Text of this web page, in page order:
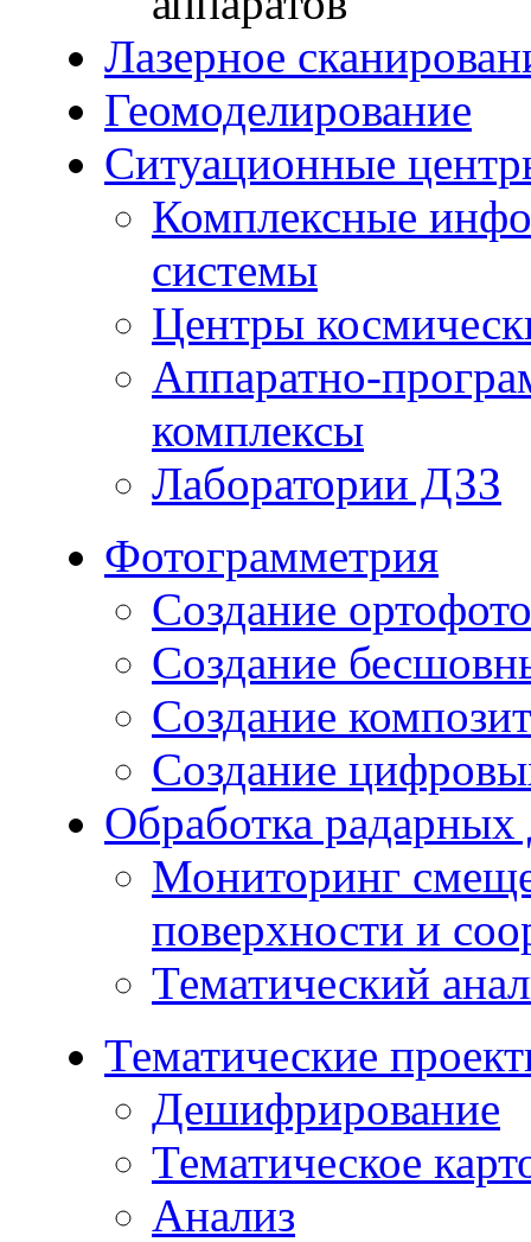
Лазерное
Геомоделирование
Ситуационные
Комплексные
системы
Центры
Аппаратно-
комплексы
Лаборатории ДЗЗ
Фотограмметрия
Создание
Создание
Создание
Создание
Обработка
Мониторинг
поверхности и
Тематический
Тематические
Дешифрирование
Тематическое
Анализ